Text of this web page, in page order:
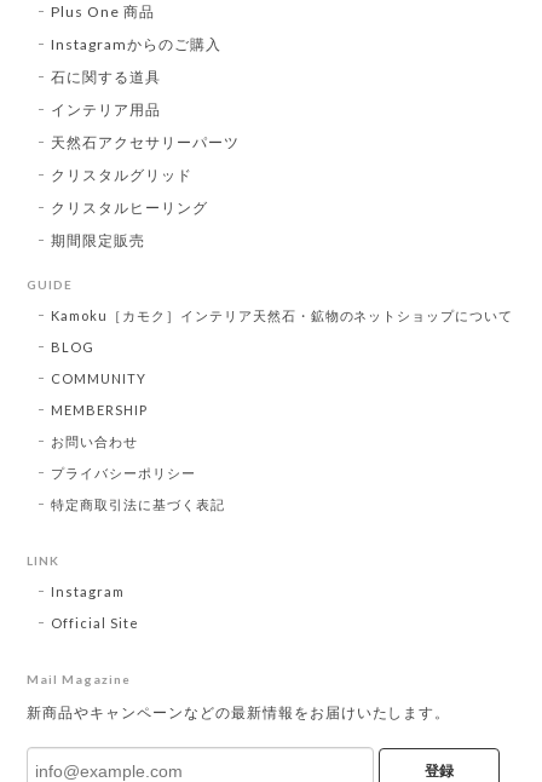
Plus One 商品
Instagramからのご購入
石に関する道具
インテリア用品
天然石アクセサリーパーツ
クリスタルグリッド
クリスタルヒーリング
期間限定販売
GUIDE
Kamoku［カモク］インテリア天然石・鉱物のネットショップについて
BLOG
COMMUNITY
MEMBERSHIP
お問い合わせ
プライバシーポリシー
特定商取引法に基づく表記
LINK
Instagram
Official Site
Mail Magazine
新商品やキャンペーンなどの最新情報をお届けいたします。
登録